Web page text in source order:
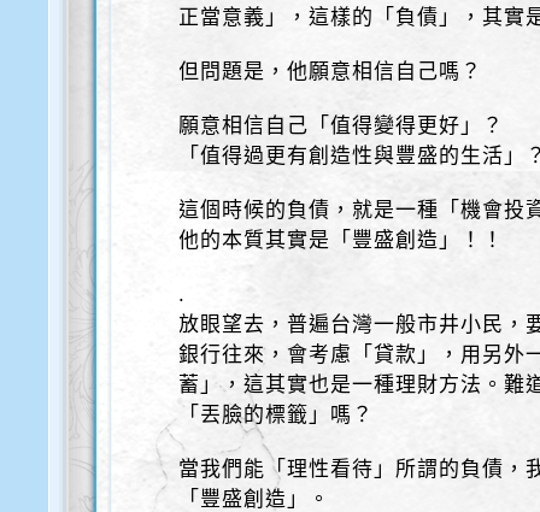
正當意義」，這樣的「負債」，其實
但問題是，他願意相信自己嗎？
願意相信自己「值得變得更好」？
「值得過更有創造性與豐盛的生活」
這個時候的負債，就是一種「機會投
他的本質其實是「豐盛創造」！！
.
放眼望去，普遍台灣一般市井小民，
銀行往來，會考慮「貸款」，用另外
蓄」，這其實也是一種理財方法。難
「丟臉的標籤」嗎？
當我們能「理性看待」所謂的負債，
「豐盛創造」。